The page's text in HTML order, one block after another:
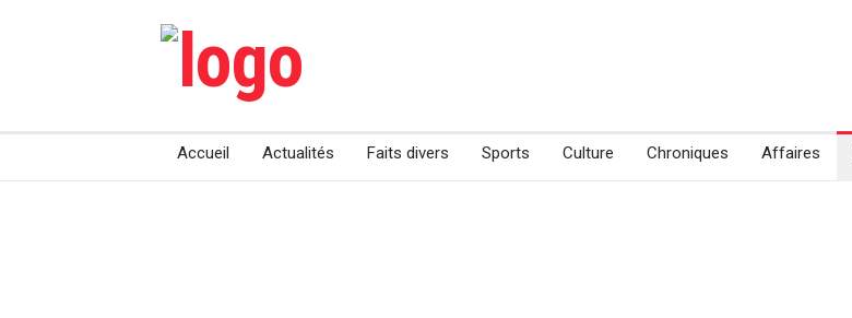
Accueil Actualités Faits divers Sports Culture Chroniques Affaires